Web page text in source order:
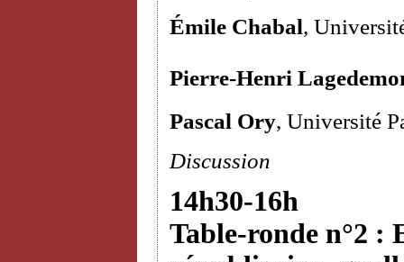
Émile Chabal,
Pierre-Henri
Pascal Ory, Université
Discussion
14h30-16h
Table-ronde n°2